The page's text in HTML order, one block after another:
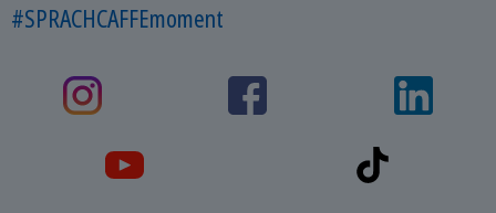
#SPRACHCAFFEmoment